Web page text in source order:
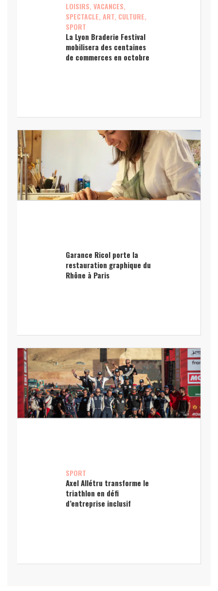
LOISIRS, VACANCES,
SPECTACLE, ART, CULTURE,
SPORT
La Lyon Braderie Festival
mobilisera des centaines
de commerces en octobre
Garance Ricol porte la
restauration graphique du
Rhône à Paris
SPORT
Axel Allétru transforme le
triathlon en défi
d’entreprise inclusif